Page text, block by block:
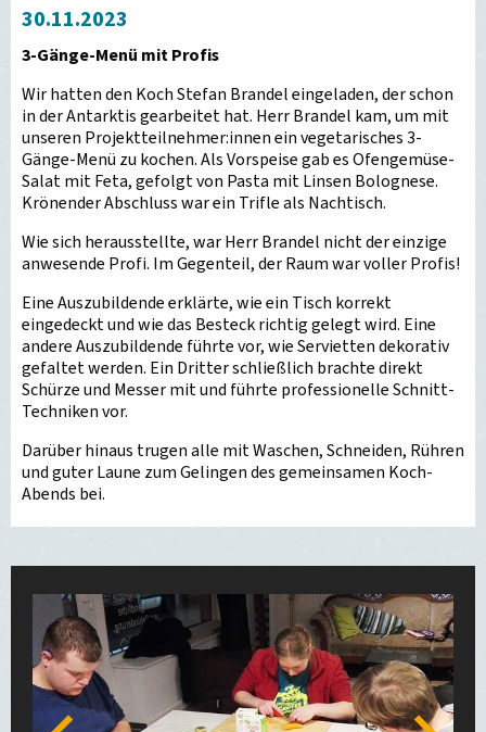
30.11.2023
3-Gänge-Menü mit Profis
Wir hatten den Koch Stefan Brandel eingeladen, der schon
in der Antarktis gearbeitet hat. Herr Brandel kam, um mit
unseren Projektteilnehmer:innen ein vegetarisches 3-
Gänge-Menü zu kochen. Als Vorspeise gab es Ofengemüse-
Salat mit Feta, gefolgt von Pasta mit Linsen Bolognese.
Krönender Abschluss war ein Trifle als Nachtisch.
Wie sich herausstellte, war Herr Brandel nicht der einzige
anwesende Profi. Im Gegenteil, der Raum war voller Profis!
Eine Auszubildende erklärte, wie ein Tisch korrekt
eingedeckt und wie das Besteck richtig gelegt wird. Eine
andere Auszubildende führte vor, wie Servietten dekorativ
gefaltet werden. Ein Dritter schließlich brachte direkt
Schürze und Messer mit und führte professionelle Schnitt-
Techniken vor.
Darüber hinaus trugen alle mit Waschen, Schneiden, Rühren
und guter Laune zum Gelingen des gemeinsamen Koch-
Abends bei.